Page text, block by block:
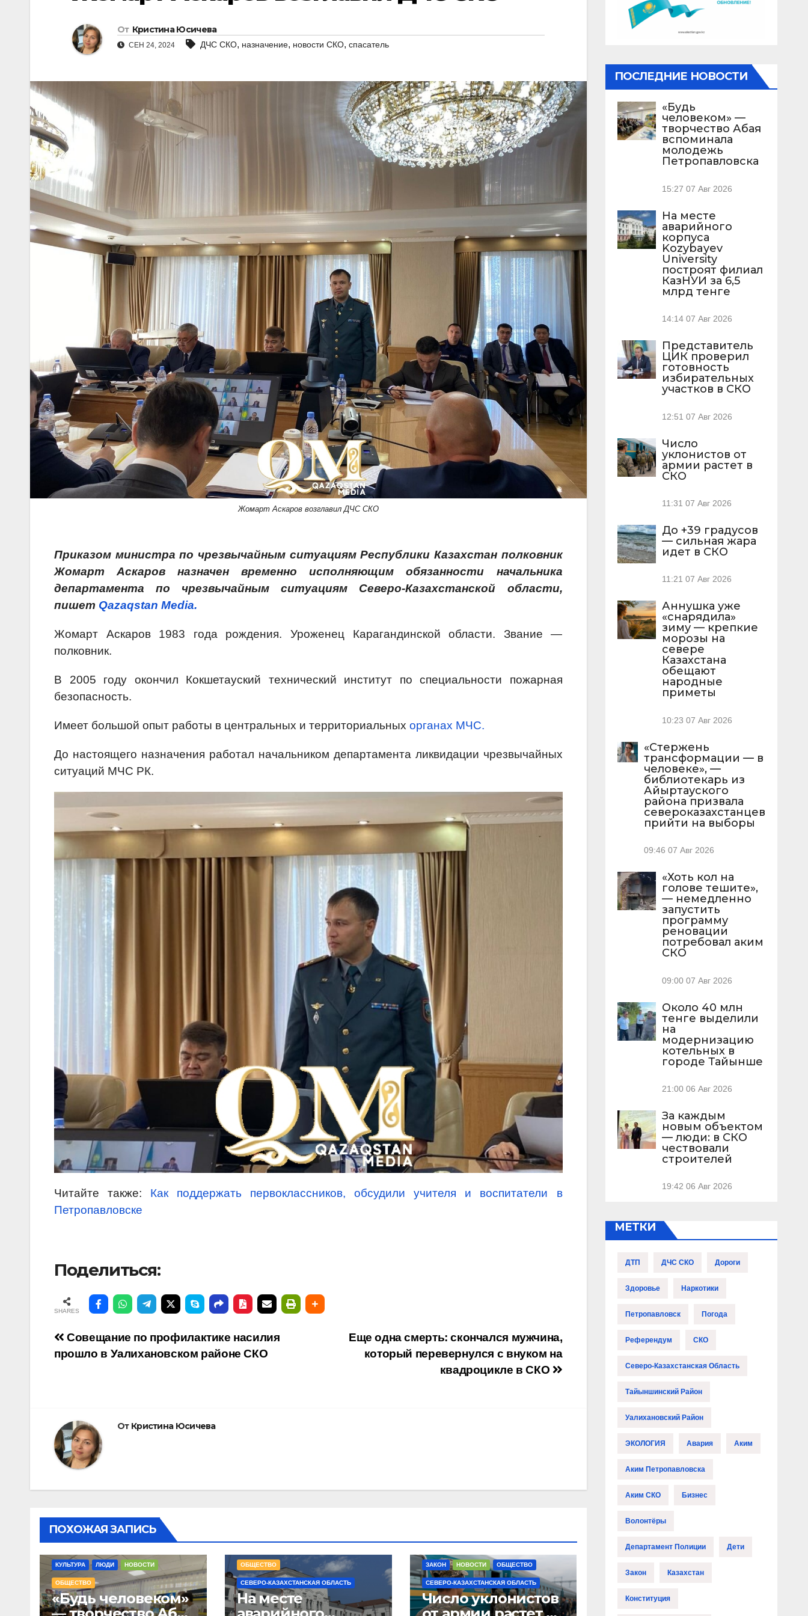
От Кристина Юсичева
СЕН 24, 2024 ДЧС СКО, назначение, новости СКО, спасатель
Жомарт Аскаров возглавил ДЧС СКО
Приказом министра по чрезвычайным ситуациям Республики Казахстан полковник
Жомарт Аскаров назначен временно исполняющим обязанности начальника
департамента по чрезвычайным ситуациям Северо-Казахстанской области,
пишет Qazaqstan Media.
Жомарт Аскаров 1983 года рождения. Уроженец Карагандинской области. Звание —
полковник.
В 2005 году окончил Кокшетауский технический институт по специальности пожарная
безопасность.
Имеет большой опыт работы в центральных и территориальных органах МЧС.
До настоящего назначения работал начальником департамента ликвидации чрезвычайных
ситуаций МЧС РК.
Читайте также: Как поддержать первоклассников, обсудили учителя и воспитатели в
Петропавловске
Поделиться:
SHARES
Навигация
по
Еще одна смерть: скончался мужчина,
который перевернулся с внуком на
квадроцикле в СКО
Совещание по профилактике насилия
прошло в Уалихановском районе СКО
От Кристина Юсичева
ПОХОЖАЯ ЗАПИСЬ
КУЛЬТУРА ЛЮДИ НОВОСТИ
ОБЩЕСТВО
«Будь человеком»
ОБЩЕСТВО
СЕВЕРО-КАЗАХСТАНСКАЯ ОБЛАСТЬ
На месте
ЗАКОН НОВОСТИ ОБЩЕСТВО
СЕВЕРО-КАЗАХСТАНСКАЯ ОБЛАСТЬ
Число уклонистов
ПОСЛЕДНИЕ НОВОСТИ
«Будь
человеком» —
творчество Абая
вспоминала
молодежь
Петропавловска
15:27 07 Авг 2026
На месте
аварийного
корпуса
Kozybayev
University
построят филиал
КазНУИ за 6,5
млрд тенге
14:14 07 Авг 2026
Представитель
ЦИК проверил
готовность
избирательных
участков в СКО
12:51 07 Авг 2026
Число
уклонистов от
армии растет в
СКО
11:31 07 Авг 2026
До +39 градусов
— сильная жара
идет в СКО
11:21 07 Авг 2026
Аннушка уже
«снарядила»
зиму — крепкие
морозы на
севере
Казахстана
обещают
народные
приметы
10:23 07 Авг 2026
«Стержень
трансформации — в
человеке», —
библиотекарь из
Айыртауского
района призвала
североказахстанцев
прийти на выборы
09:46 07 Авг 2026
«Хоть кол на
голове тешите»,
— немедленно
запустить
программу
реновации
потребовал аким
СКО
09:00 07 Авг 2026
Около 40 млн
тенге выделили
на
модернизацию
котельных в
городе Тайынше
21:00 06 Авг 2026
За каждым
новым объектом
— люди: в СКО
чествовали
строителей
19:42 06 Авг 2026
МЕТКИ
ДТП ДЧС СКО Дороги
Здоровье Наркотики
Петропавловск Погода
Референдум СКО
Северо-Казахстанская Область
Тайыншинский Район
Уалихановский Район
ЭКОЛОГИЯ Авария Аким
Аким Петропавловска
Аким СКО Бизнес
Волонтёры
Департамент Полиции Дети
Закон Казахстан
Конституция